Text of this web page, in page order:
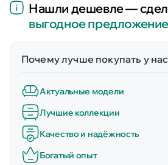
Нашли дешевле —
выгодное
Почему лучше покупать у
Актуальные модели
Лучшие коллекции
Качество и надёжность
Богатый опыт